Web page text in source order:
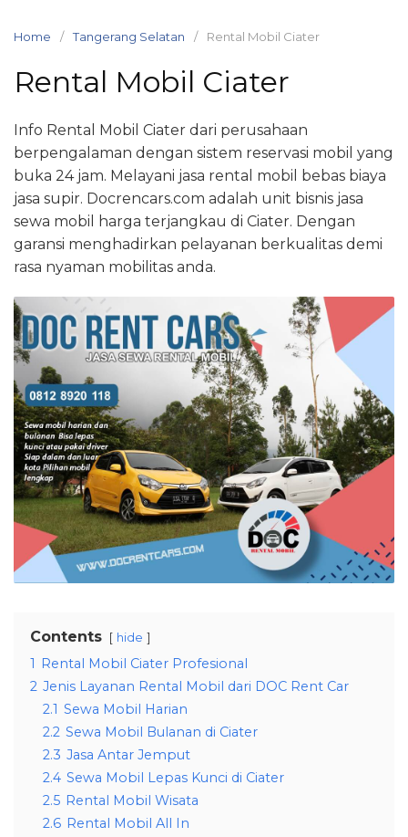
Home Tangerang Selatan Rental Mobil Ciater
Rental Mobil Ciater
Info Rental Mobil Ciater dari perusahaan
berpengalaman dengan sistem reservasi mobil yang
buka 24 jam. Melayani jasa rental mobil bebas biaya
jasa supir. Docrencars.com adalah unit bisnis jasa
sewa mobil harga terjangkau di Ciater. Dengan
garansi menghadirkan pelayanan berkualitas demi
rasa nyaman mobilitas anda.
Contents hide
1 Rental Mobil Ciater Profesional
2 Jenis Layanan Rental Mobil dari DOC Rent Car
2.1 Sewa Mobil Harian
2.2 Sewa Mobil Bulanan di Ciater
2.3 Jasa Antar Jemput
2.4 Sewa Mobil Lepas Kunci di Ciater
2.5 Rental Mobil Wisata
2.6 Rental Mobil All In